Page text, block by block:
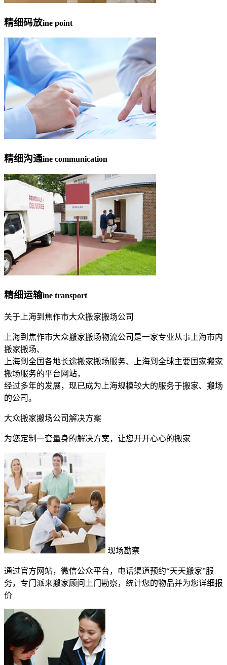
精细码放ine point
精细沟通ine communication
精细运输ine transport
关于上海到焦作市大众搬家搬场公司
上海到焦作市大众搬家搬场物流公司是一家专业从事上海市内
搬家搬场、
上海到全国各地长途搬家搬场服务、上海到全球主要国家搬家
搬场服务的平台网站，
经过多年的发展，现已成为上海规模较大的服务于搬家、搬场
的公司。
大众搬家搬场公司解决方案
为您定制一套量身的解决方案，让您开开心心的搬家
现场勘察
通过官方网站，微信公众平台，电话渠道预约“天天搬家”服
务，专门派来搬家顾问上门勘察，统计您的物品并为您详细报
价